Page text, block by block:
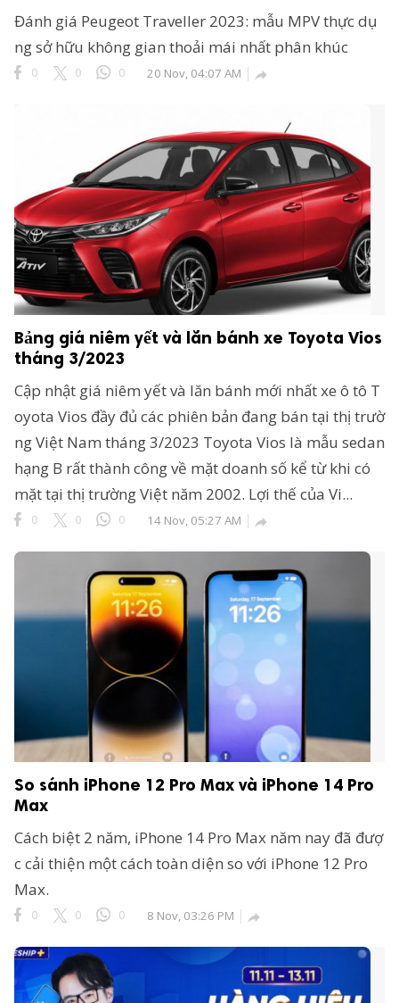
Đánh giá Peugeot Traveller 2023: mẫu MPV thực dụ
ng sở hữu không gian thoải mái nhất phân khúc
0 0 0 20 Nov, 04:07 AM 
Bảng giá niêm yết và lăn bánh xe Toyota Vios
tháng 3/2023
Cập nhật giá niêm yết và lăn bánh mới nhất xe ô tô T
oyota Vios đầy đủ các phiên bản đang bán tại thị trườ
ng Việt Nam tháng 3/2023 Toyota Vios là mẫu sedan
hạng B rất thành công về mặt doanh số kể từ khi có
mặt tại thị trường Việt năm 2002. Lợi thế của Vi...
0 0 0 14 Nov, 05:27 AM 
So sánh iPhone 12 Pro Max và iPhone 14 Pro
Max
Cách biệt 2 năm, iPhone 14 Pro Max năm nay đã đượ
c cải thiện một cách toàn diện so với iPhone 12 Pro
Max.
0 0 0 8 Nov, 03:26 PM 